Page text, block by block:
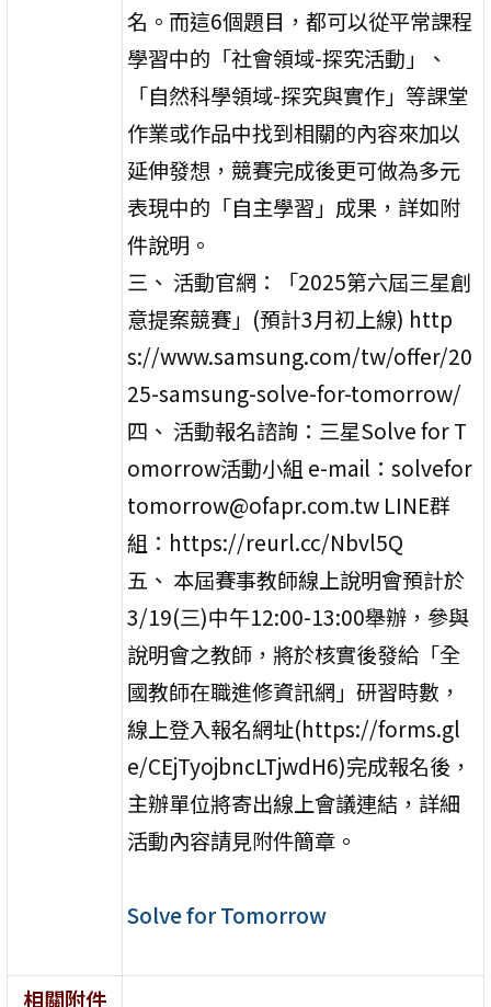
名。而這6個題目，都可以從平常課程
學習中的「社會領域-探究活動」、
「自然科學領域-探究與實作」等課堂
作業或作品中找到相關的內容來加以
延伸發想，競賽完成後更可做為多元
表現中的「自主學習」成果，詳如附
件說明。
三、 活動官網：「2025第六屆三星創
意提案競賽」(預計3月初上線) http
s://www.samsung.com/tw/offer/20
25-samsung-solve-for-tomorrow/
四、 活動報名諮詢：三星Solve for T
omorrow活動小組 e-mail：solvefor
tomorrow@ofapr.com.tw LINE群
組：https://reurl.cc/Nbvl5Q
五、 本屆賽事教師線上說明會預計於
3/19(三)中午12:00-13:00舉辦，參與
說明會之教師，將於核實後發給「全
國教師在職進修資訊網」研習時數，
線上登入報名網址(https://forms.gl
e/CEjTyojbncLTjwdH6)完成報名後，
主辦單位將寄出線上會議連結，詳細
活動內容請見附件簡章。
Solve for Tomorrow
相關附件